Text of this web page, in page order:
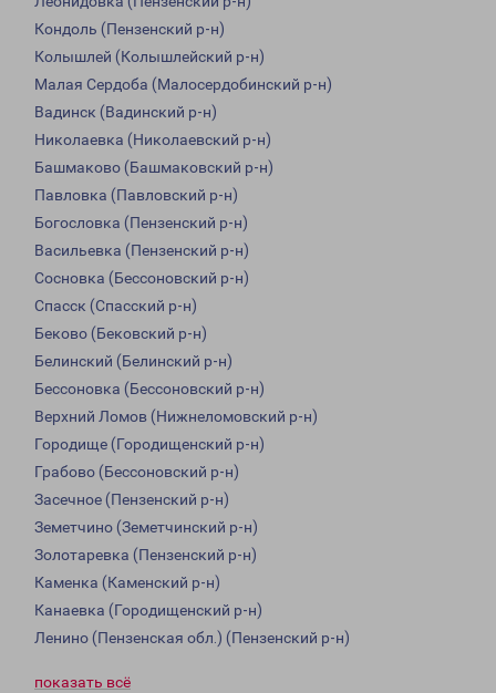
Кондоль (Пензенский р-н)
Колышлей (Колышлейский р-н)
Малая Сердоба (Малосердобинский р-н)
Вадинск (Вадинский р-н)
Николаевка (Николаевский р-н)
Башмаково (Башмаковский р-н)
Павловка (Павловский р-н)
Богословка (Пензенский р-н)
Васильевка (Пензенский р-н)
Сосновка (Бессоновский р-н)
Спасск (Спасский р-н)
Беково (Бековский р-н)
Белинский (Белинский р-н)
Бессоновка (Бессоновский р-н)
Верхний Ломов (Нижнеломовский р-н)
Городище (Городищенский р-н)
Грабово (Бессоновский р-н)
Засечное (Пензенский р-н)
Земетчино (Земетчинский р-н)
Золотаревка (Пензенский р-н)
Каменка (Каменский р-н)
Канаевка (Городищенский р-н)
Ленино (Пензенская обл.) (Пензенский р-н)
показать всё